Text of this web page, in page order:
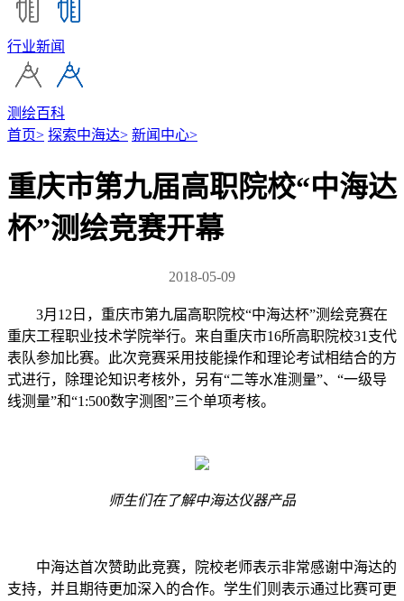
行业新闻
测绘百科
首页> 探索中海达> 新闻中心>
重庆市第九届高职院校“中海达
杯”测绘竞赛开幕
2018-05-09
3月12日，重庆市第九届高职院校“中海达杯”测绘竞赛在
重庆工程职业技术学院举行。来自重庆市16所高职院校31支代
表队参加比赛。此次竞赛采用技能操作和理论考试相结合的方
式进行，除理论知识考核外，另有“二等水准测量”、“一级导
线测量”和“1:500数字测图”三个单项考核。
师生们在了解中海达仪器产品
中海达首次赞助此竞赛，院校老师表示非常感谢中海达的
支持，并且期待更加深入的合作。学生们则表示通过比赛可更